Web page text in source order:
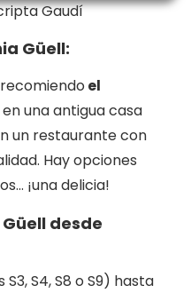
Gaudí
Güell:
el
en una antigua casa
un restaurante con
Hay opciones
¡una delicia!
desde
S4, S8 o S9) hasta